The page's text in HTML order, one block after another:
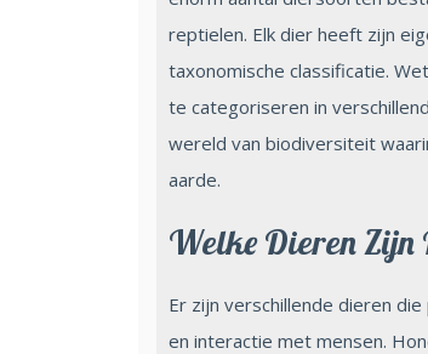
reptielen. Elk dier heeft zijn
taxonomische classificatie.
te categoriseren in
wereld van biodiversiteit
aarde.
Welke Dieren Zijn
Er zijn verschillende dieren
en interactie met mensen.